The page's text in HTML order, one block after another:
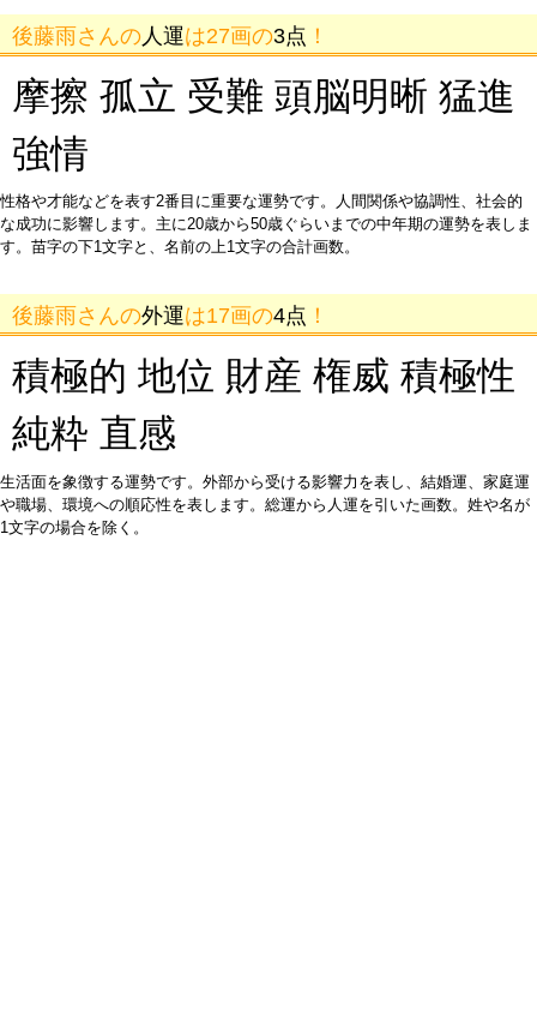
後藤雨さんの 人運は27画の3点 ！
摩擦 孤立 受難 頭脳明晰 猛進
強情
性格や才能などを表す2番目に重要な運勢です。人間関係や協調性、社会的
な成功に影響します。主に20歳から50歳ぐらいまでの中年期の運勢を表しま
す。苗字の下1文字と、名前の上1文字の合計画数。
後藤雨さんの外運は17画の4点 ！
積極的 地位 財産 権威 積極性
純粋 直感
生活面を象徴する運勢です。外部から受ける影響力を表し、結婚運、家庭運
や職場、環境への順応性を表します。総運から人運を引いた画数。姓や名が
1文字の場合を除く。